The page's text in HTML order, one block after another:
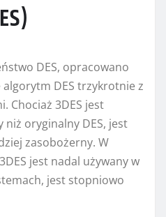
DES, opracowano
DES trzykrotnie z
Chociaż 3DES jest
niż oryginalny DES, jest
zasobożerny. W
jest nadal używany w
jest stopniowo